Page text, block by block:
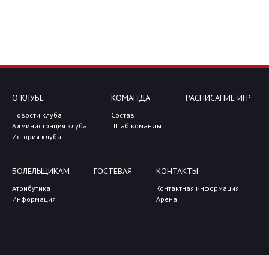
О КЛУБЕ
Новости клуба
Администрация клуба
История клуба
КОМАНДА
Состав
Штаб команды
РАСПИСАНИЕ ИГР
БОЛЕЛЬЩИКАМ
Атрибутика
Информация
ГОСТЕВАЯ КОНТАКТЫ
Контактная информация
Арена